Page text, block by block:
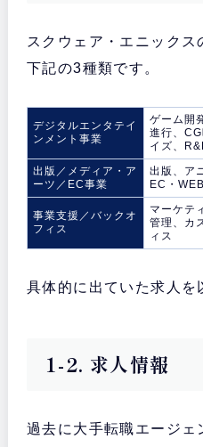
スクウェア・エニックス
下記の3種類です。
デジタルエンタテイ
ンメント事業
ゲーム開
進行、
イズ、
出版／メディア・ア
ーツ／EC事業
出版、ア
EC・WEB
事業支援／バックオ
フィス
マーケテ
管理、カ
ィス
具体的に出ていた求人を
1-2. 求人情報
過去に大手転職エージェ